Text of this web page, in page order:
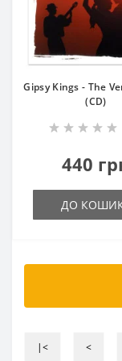
Gipsy Kings - The
(CD)
440
ДО
|< <